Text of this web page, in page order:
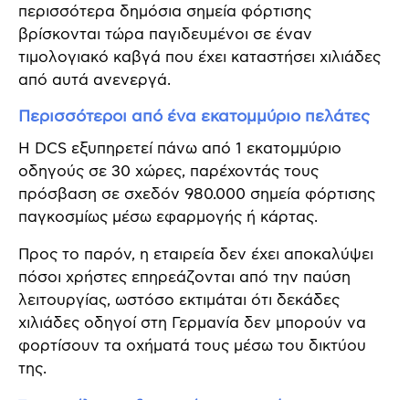
περισσότερα δημόσια σημεία φόρτισης
βρίσκονται τώρα παγιδευμένοι σε έναν
τιμολογιακό καβγά που έχει καταστήσει χιλιάδες
από αυτά ανενεργά.
Περισσότεροι από ένα εκατομμύριο πελάτες
Η DCS εξυπηρετεί πάνω από 1 εκατομμύριο
οδηγούς σε 30 χώρες, παρέχοντάς τους
πρόσβαση σε σχεδόν 980.000 σημεία φόρτισης
παγκοσμίως μέσω εφαρμογής ή κάρτας.
Προς το παρόν, η εταιρεία δεν έχει αποκαλύψει
πόσοι χρήστες επηρεάζονται από την παύση
λειτουργίας, ωστόσο εκτιμάται ότι δεκάδες
χιλιάδες οδηγοί στη Γερμανία δεν μπορούν να
φορτίσουν τα οχήματά τους μέσω του δικτύου
της.